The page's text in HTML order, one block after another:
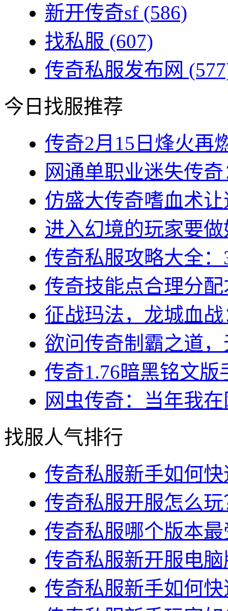
新开传奇sf (586)
找私服 (607)
传奇私服发布网
今日找服推荐
传奇2月15日烽火再
网通单职业迷失传
仿盛大传奇嗜血术
进入幻境的玩家要
传奇私服攻略大全
传奇技能点合理分
征战玛法，龙城血
欲问传奇制霸之道
传奇1.76暗黑铭文
网虫传奇：当年我
找服人气排行
传奇私服新手如何
传奇私服开服怎么
传奇私服哪个版本
传奇私服新开服电
传奇私服新手如何